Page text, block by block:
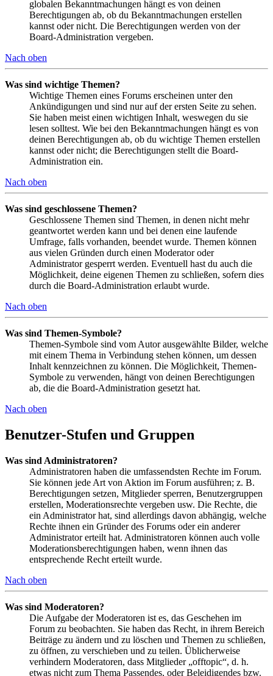
globalen Bekanntmachungen hängt es von deinen
Berechtigungen ab, ob du Bekanntmachungen erstellen
kannst oder nicht. Die Berechtigungen werden von der
Board-Administration vergeben.
Nach oben
Was sind wichtige Themen?
Wichtige Themen eines Forums erscheinen unter den
Ankündigungen und sind nur auf der ersten Seite zu sehen.
Sie haben meist einen wichtigen Inhalt, weswegen du sie
lesen solltest. Wie bei den Bekanntmachungen hängt es von
deinen Berechtigungen ab, ob du wichtige Themen erstellen
kannst oder nicht; die Berechtigungen stellt die Board-
Administration ein.
Nach oben
Was sind geschlossene Themen?
Geschlossene Themen sind Themen, in denen nicht mehr
geantwortet werden kann und bei denen eine laufende
Umfrage, falls vorhanden, beendet wurde. Themen können
aus vielen Gründen durch einen Moderator oder
Administrator gesperrt werden. Eventuell hast du auch die
Möglichkeit, deine eigenen Themen zu schließen, sofern dies
durch die Board-Administration erlaubt wurde.
Nach oben
Was sind Themen-Symbole?
Themen-Symbole sind vom Autor ausgewählte Bilder, welche
mit einem Thema in Verbindung stehen können, um dessen
Inhalt kennzeichnen zu können. Die Möglichkeit, Themen-
Symbole zu verwenden, hängt von deinen Berechtigungen
ab, die die Board-Administration gesetzt hat.
Nach oben
Benutzer-Stufen und Gruppen
Was sind Administratoren?
Administratoren haben die umfassendsten Rechte im Forum.
Sie können jede Art von Aktion im Forum ausführen; z. B.
Berechtigungen setzen, Mitglieder sperren, Benutzergruppen
erstellen, Moderationsrechte vergeben usw. Die Rechte, die
ein Administrator hat, sind allerdings davon abhängig, welche
Rechte ihnen ein Gründer des Forums oder ein anderer
Administrator erteilt hat. Administratoren können auch volle
Moderationsberechtigungen haben, wenn ihnen das
entsprechende Recht erteilt wurde.
Nach oben
Was sind Moderatoren?
Die Aufgabe der Moderatoren ist es, das Geschehen im
Forum zu beobachten. Sie haben das Recht, in ihrem Bereich
Beiträge zu ändern und zu löschen und Themen zu schließen,
zu öffnen, zu verschieben und zu teilen. Üblicherweise
verhindern Moderatoren, dass Mitglieder „offtopic“, d. h.
etwas nicht zum Thema Passendes, oder Beleidigendes bzw.